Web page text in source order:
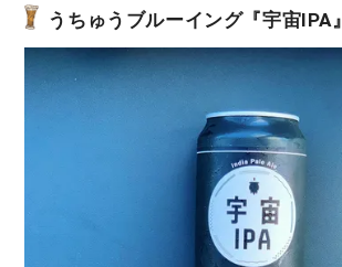
うちゅうブルーイング『宇宙IPA』